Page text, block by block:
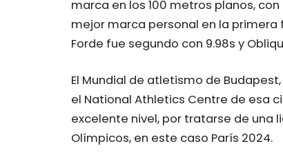
marca en los 100 metros planos, con
mejor marca personal en la primera
Forde fue segundo con 9.98s y
El Mundial de atletismo de
el National Athletics Centre de esa
excelente nivel, por tratarse de una
Olímpicos, en este caso París 2024.